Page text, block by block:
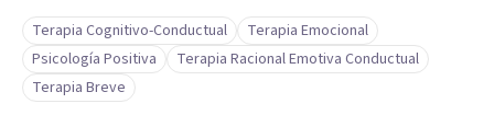
Terapia Cognitivo-Conductual
Terapia Emocional
Psicología Positiva
Terapia Racional Emotiva Conductual
Terapia Breve